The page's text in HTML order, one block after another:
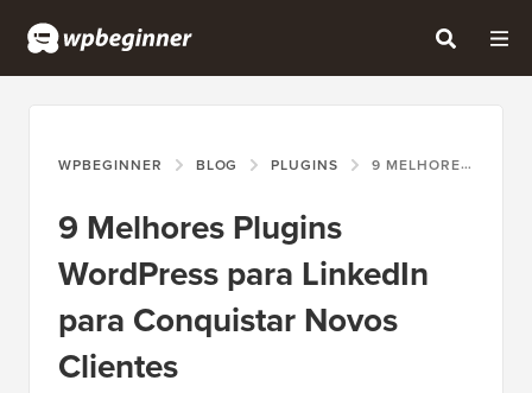
WPBEGINNER BLOG PLUGINS 9 MELHORES PLUGINS WORDPRESS PARA LINKEDIN PARA CONQUISTAR NOVOS CLIENTES
9 Melhores Plugins
WordPress para LinkedIn
para Conquistar Novos
Clientes